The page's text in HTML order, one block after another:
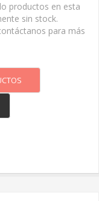
productos en esta
sin stock.
para más